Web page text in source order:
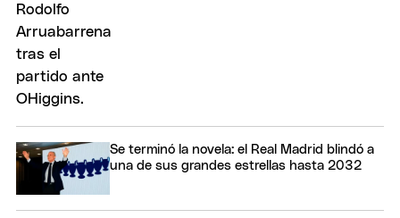
Se terminó la novela: el Real Madrid blindó a
una de sus grandes estrellas hasta 2032